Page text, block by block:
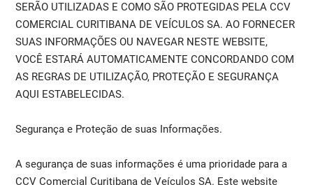
SERÃO UTILIZADAS E COMO SÃO PROTEGIDAS PELA CCV
COMERCIAL CURITIBANA DE VEÍCULOS SA. AO FORNECER
SUAS INFORMAÇÕES OU NAVEGAR NESTE WEBSITE,
VOCÊ ESTARÁ AUTOMATICAMENTE CONCORDANDO COM
AS REGRAS DE UTILIZAÇÃO, PROTEÇÃO E SEGURANÇA
AQUI ESTABELECIDAS.
Segurança e Proteção de suas Informações.
A segurança de suas informações é uma prioridade para a
CCV Comercial Curitibana de Veículos SA. Este website